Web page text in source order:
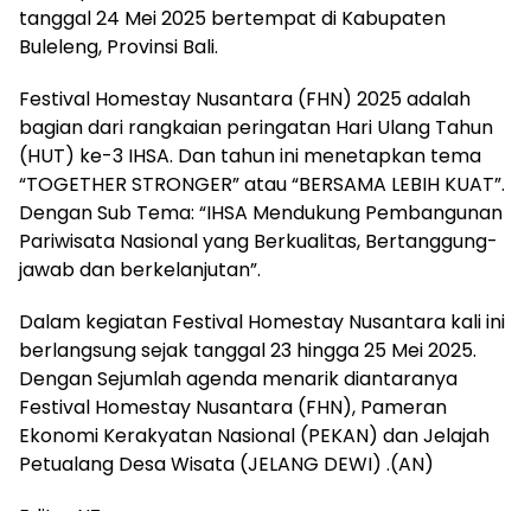
tanggal 24 Mei 2025 bertempat di Kabupaten
Buleleng, Provinsi Bali.
Festival Homestay Nusantara (FHN) 2025 adalah
bagian dari rangkaian peringatan Hari Ulang Tahun
(HUT) ke-3 IHSA. Dan tahun ini menetapkan tema
“TOGETHER STRONGER” atau “BERSAMA LEBIH KUAT”.
Dengan Sub Tema: “IHSA Mendukung Pembangunan
Pariwisata Nasional yang Berkualitas, Bertanggung-
jawab dan berkelanjutan”.
Dalam kegiatan Festival Homestay Nusantara kali ini
berlangsung sejak tanggal 23 hingga 25 Mei 2025.
Dengan Sejumlah agenda menarik diantaranya
Festival Homestay Nusantara (FHN), Pameran
Ekonomi Kerakyatan Nasional (PEKAN) dan Jelajah
Petualang Desa Wisata (JELANG DEWI) .(AN)